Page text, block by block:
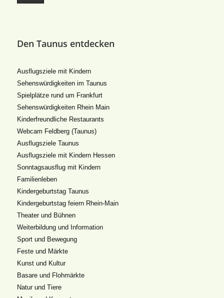
Den Taunus entdecken
Ausflugsziele mit Kindern
Sehenswürdigkeiten im Taunus
Spielplätze rund um Frankfurt
Sehenswürdigkeiten Rhein Main
Kinderfreundliche Restaurants
Webcam Feldberg (Taunus)
Ausflugsziele Taunus
Ausflugsziele mit Kindern Hessen
Sonntagsausflug mit Kindern
Familienleben
Kindergeburtstag Taunus
Kindergeburtstag feiern Rhein-Main
Theater und Bühnen
Weiterbildung und Information
Sport und Bewegung
Feste und Märkte
Kunst und Kultur
Basare und Flohmärkte
Natur und Tiere